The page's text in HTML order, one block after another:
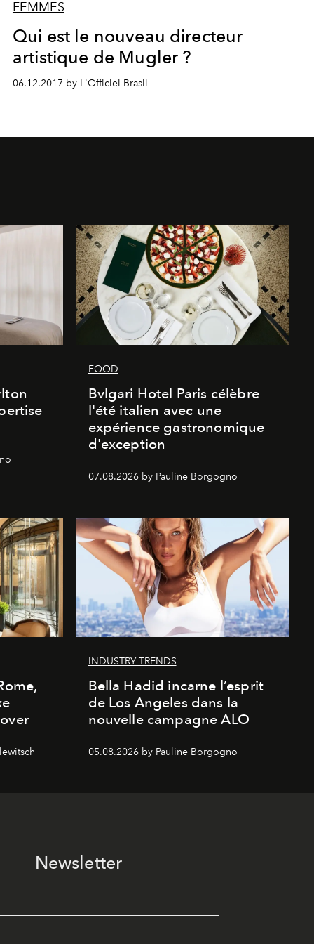
FEMMES
Qui est le nouveau directeur
artistique de Mugler ?
06.12.2017 by L'Officiel Brasil
FOOD
Bvlgari Hotel Paris célèbre
l'été italien avec une
expérience gastronomique
d'exception
07.08.2026 by Pauline Borgogno
INDUSTRY TRENDS
Bella Hadid incarne l’esprit
de Los Angeles dans la
nouvelle campagne ALO
05.08.2026 by Pauline Borgogno
Newsletter